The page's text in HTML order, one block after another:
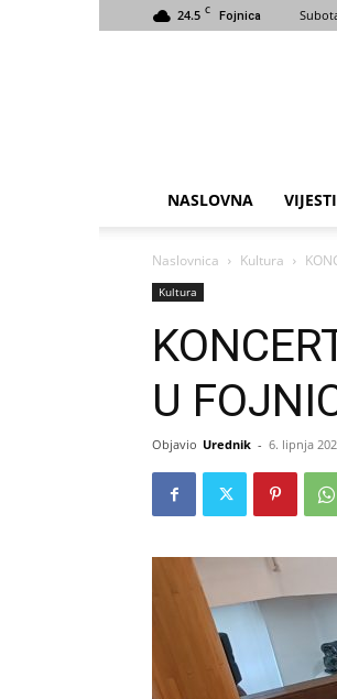
24.5 C Fojnica
NASLOVNA VIJESTI
Naslovnica Kultura
Kultura
U
Objavio Urednik - 6. lipnja